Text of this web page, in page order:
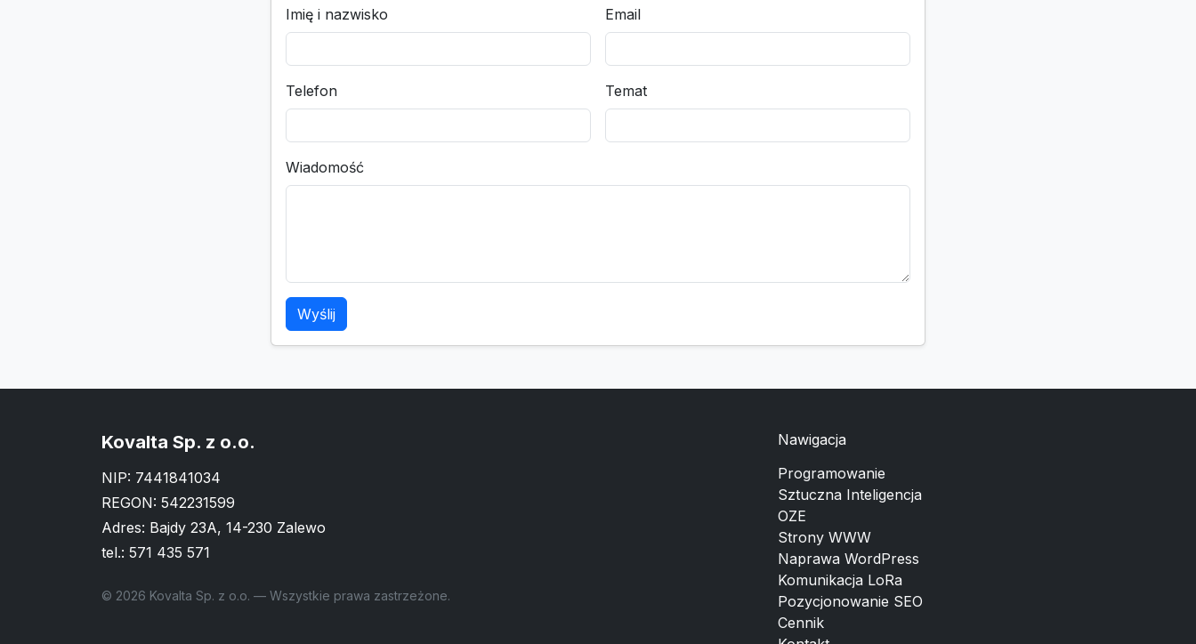
Imię i nazwisko Email
Telefon Temat
Wiadomość
Wyślij
Kovalta Sp. z o.o.
NIP: 7441841034
REGON: 542231599
Adres: Bajdy 23A, 14-230 Zalewo
tel.: 571 435 571
© 2026 Kovalta Sp. z o.o. — Wszystkie prawa zastrzeżone.
Nawigacja
Programowanie
Sztuczna Inteligencja
OZE
Strony WWW
Naprawa WordPress
Komunikacja LoRa
Pozycjonowanie SEO
Cennik